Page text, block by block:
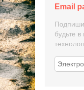
Email
будьте